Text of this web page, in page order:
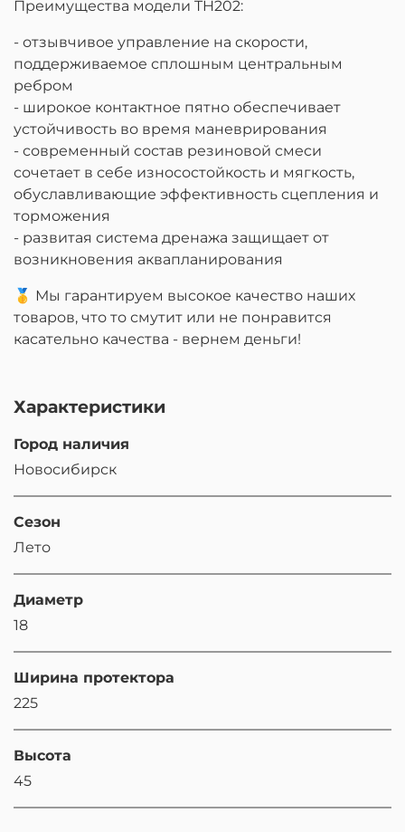
Преимущества модели TH202:
- отзывчивое управление на скорости,
поддерживаемое сплошным центральным
ребром
- широкое контактное пятно обеспечивает
устойчивость во время маневрирования
- современный состав резиновой смеси
сочетает в себе износостойкость и мягкость,
обуславливающие эффективность сцепления и
торможения
- развитая система дренажа защищает от
возникновения аквапланирования
🥇 Мы гарантируем высокое качество наших
товаров, что то смутит или не понравится
касательно качества - вернем деньги!
Характеристики
Город наличия
Новосибирск
Сезон
Лето
Диаметр
18
Ширина протектора
225
Высота
45